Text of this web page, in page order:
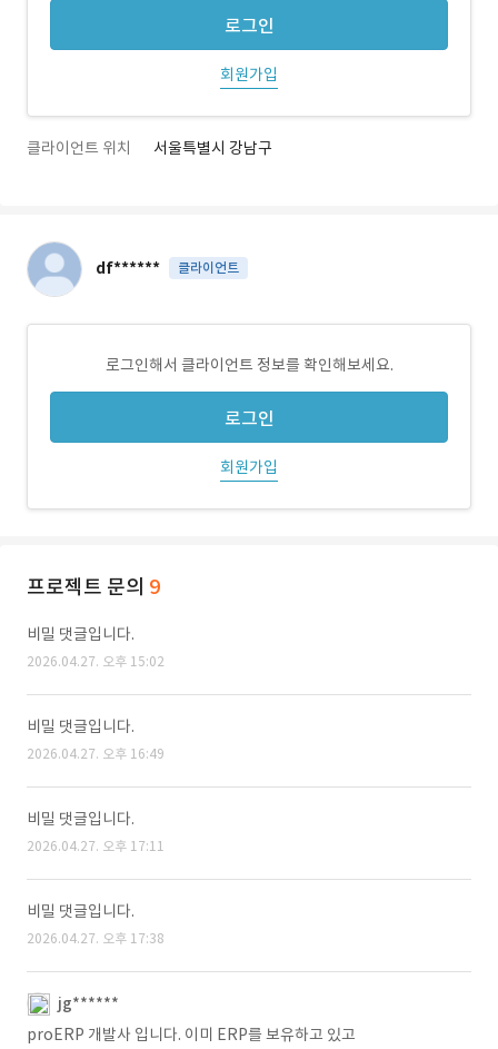
로그인
회원가입
클라이언트 위치 서울특별시 강남구
df****** 클라이언트
로그인해서 클라이언트 정보를 확인해보세요.
로그인
회원가입
프로젝트 문의 9
비밀 댓글입니다.
2026.04.27. 오후 15:02
비밀 댓글입니다.
2026.04.27. 오후 16:49
비밀 댓글입니다.
2026.04.27. 오후 17:11
비밀 댓글입니다.
2026.04.27. 오후 17:38
jg******
proERP 개발사 입니다. 이미 ERP를 보유하고 있고